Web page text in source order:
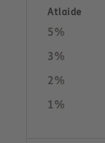
5%
3%
2%
1%